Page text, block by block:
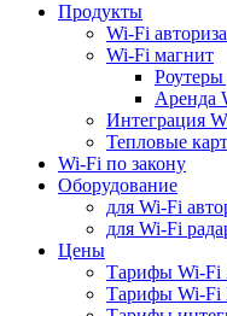
Продукты
Wi-Fi
Wi-Fi магнит
Роутеры
Аренда
Интеграция
Тепловые
Wi-Fi по закону
Оборудование
для Wi-Fi
для Wi-Fi
Цены
Тарифы Wi-Fi
Тарифы Wi-Fi